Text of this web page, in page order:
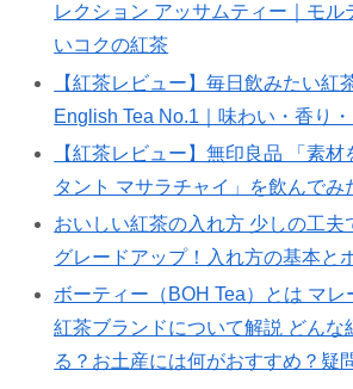
レクション アッサムティー｜モル
いコクの紅茶
【紅茶レビュー】毎日飲みたい紅
English Tea No.1｜味わい・香り
【紅茶レビュー】無印良品 「素
タント マサラチャイ」を飲んでみ
おいしい紅茶の入れ方 少しの工夫
グレードアップ！入れ方の基本と
ボーティー（BOH Tea）とは マレ
紅茶ブランドについて解説 どんな
る？お土産には何がおすすめ？疑